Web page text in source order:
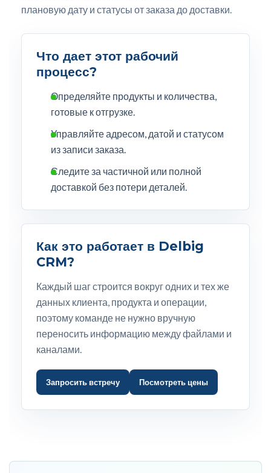
плановую дату и статусы от заказа до доставки.
Что дает этот рабочий
процесс?
Определяйте продукты и количества,
готовые к отгрузке.
Управляйте адресом, датой и статусом
из записи заказа.
Следите за частичной или полной
доставкой без потери деталей.
Как это работает в Delbig
CRM?
Каждый шаг строится вокруг одних и тех же
данных клиента, продукта и операции,
поэтому команде не нужно вручную
переносить информацию между файлами и
каналами.
Запросить встречу Посмотреть цены